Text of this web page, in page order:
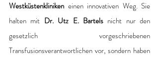
Westküstenkliniken einen innovativen Weg. Sie
halten mit Dr. Utz E. Bartels nicht nur den
gesetzlich vorgeschriebenen
Transfusionsverantwortlichen vor, sondern haben